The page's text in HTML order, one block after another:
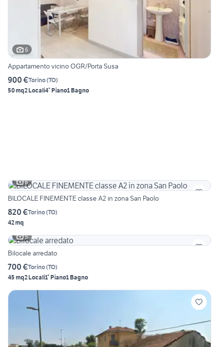
6
Appartamento vicino OGR/Porta Susa
900 €Torino(TO)
50 mq2 Locali4° Piano1 Bagno
6
BILOCALE FINEMENTE classe A2 in zona San Paolo
820 €Torino(TO)
42 mq
5
Bilocale arredato
700 €Torino(TO)
45 mq2 Locali1° Piano1 Bagno